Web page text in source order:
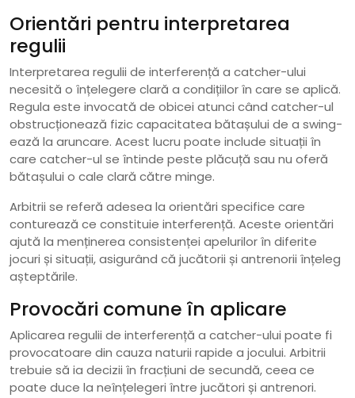
Orientări pentru interpretarea
regulii
Interpretarea regulii de interferență a catcher-ului
necesită o înțelegere clară a condițiilor în care se aplică.
Regula este invocată de obicei atunci când catcher-ul
obstrucționează fizic capacitatea bătașului de a swing-
ează la aruncare. Acest lucru poate include situații în
care catcher-ul se întinde peste plăcuță sau nu oferă
bătașului o cale clară către minge.
Arbitrii se referă adesea la orientări specifice care
conturează ce constituie interferență. Aceste orientări
ajută la menținerea consistenței apelurilor în diferite
jocuri și situații, asigurând că jucătorii și antrenorii înțeleg
așteptările.
Provocări comune în aplicare
Aplicarea regulii de interferență a catcher-ului poate fi
provocatoare din cauza naturii rapide a jocului. Arbitrii
trebuie să ia decizii în fracțiuni de secundă, ceea ce
poate duce la neînțelegeri între jucători și antrenori.